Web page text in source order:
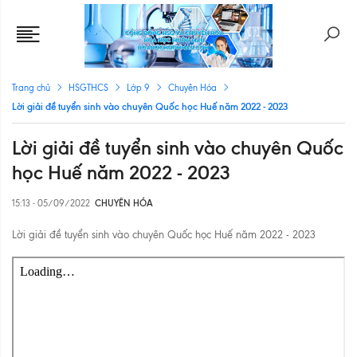
Trang chủ HSGTHCS Lớp 9 Chuyên Hóa
Lời giải đề tuyển sinh vào chuyên Quốc học Huế năm 2022 - 2023
Lời giải đề tuyển sinh vào chuyên Quốc
học Huế năm 2022 - 2023
15:13 - 05/09/2022 CHUYÊN HÓA
Lời giải đề tuyển sinh vào chuyên Quốc học Huế năm 2022 - 2023